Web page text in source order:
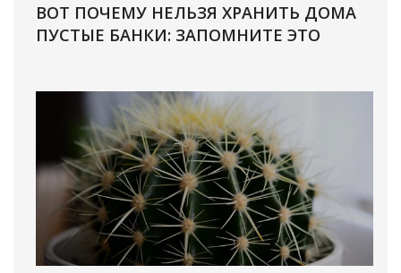
ВОТ ПОЧЕМУ НЕЛЬЗЯ ХРАНИТЬ ДОМА
ПУСТЫЕ БАНКИ: ЗАПОМНИТЕ ЭТО